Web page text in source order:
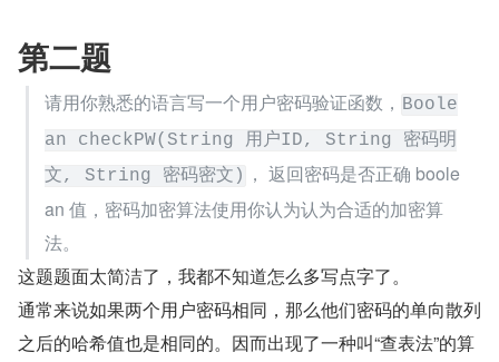
第二题
请用你熟悉的语言写一个用户密码验证函数， Boole
an checkPW(String 用户ID, String 密码明
文, String 密码密文)
， 返回密码是否正确 boole
an 值，密码加密算法使用你认为认为合适的加密算
法。
这题题面太简洁了，我都不知道怎么多写点字了。
通常来说如果两个用户密码相同，那么他们密码的单向散列
之后的哈希值也是相同的。因而出现了一种叫“查表法”的算